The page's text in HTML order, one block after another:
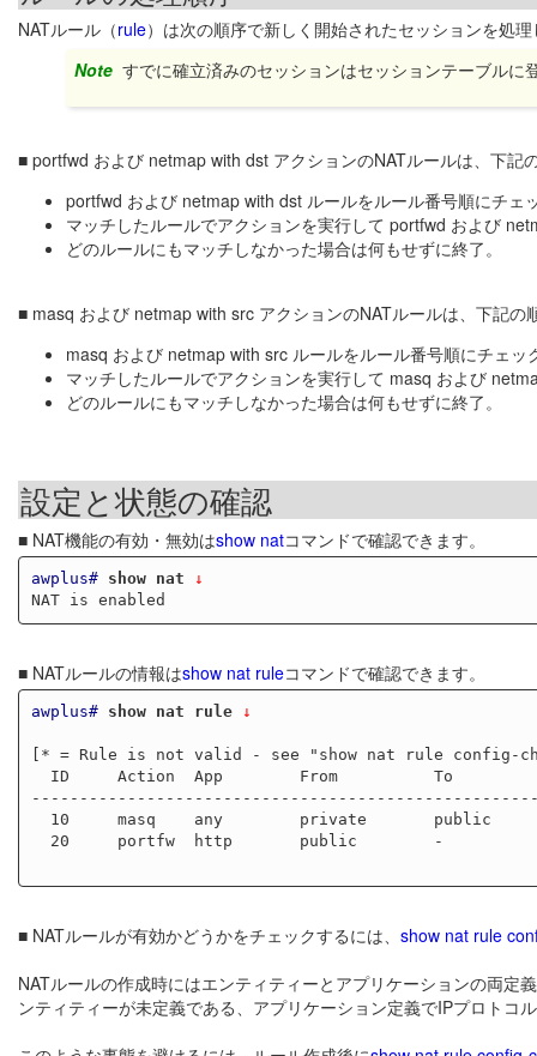
NATルール（rule）は次の順序で新しく開始されたセッションを処
Note すでに確立済みのセッションはセッションテーブル
■ portfwd および netmap with dst アクションのNATルールは、下
portfwd および netmap with dst ルールをルール番号順にチェ
マッチしたルールでアクションを実行して portfwd および
どのルールにもマッチしなかった場合は何もせずに終了。
■ masq および netmap with src アクションのNATルールは、下記
masq および netmap with src ルールをルール番号順にチェッ
マッチしたルールでアクションを実行して masq および
どのルールにもマッチしなかった場合は何もせずに終了。
設定と状態の確認
■ NAT機能の有効・無効はshow natコマンドで確認できます。
awplus# show nat ↓
■ NATルールの情報はshow nat ruleコマンドで確認できます。
awplus# show nat rule ↓
[* = Rule is not valid - see "show nat rule config-
■ NATルールが有効かどうかをチェックするには、 show nat rule
NATルールの作成時にはエンティティーとアプリケーションの両
ンティティーが未定義である、アプリケーション定義でIPプロト